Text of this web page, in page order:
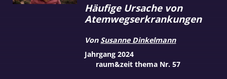
Häufige Ursache von
Atemwegserkrankungen
Von Susanne Dinkelmann
Jahrgang 2024
raum&zeit thema Nr. 57